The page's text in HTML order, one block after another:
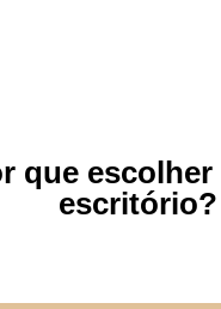
que
escritório?